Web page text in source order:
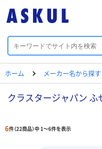
ホーム メーカー名から探す
クラスタージャパン ふ
6件（22商品）中 1～6件を表示